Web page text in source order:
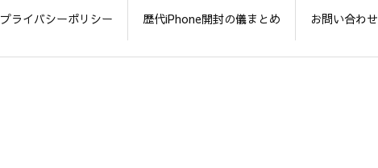
プライバシーポリシー 歴代iPhone開封の儀まとめ お問い合わせ